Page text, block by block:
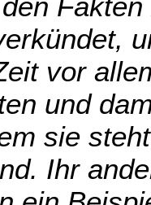
vor
und
sie
Ihr